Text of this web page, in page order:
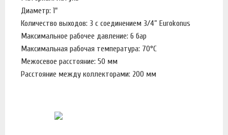
Диаметр: 1"
Количество выходов: 3 с соединением 3/4” Eurokonus
Максимальное рабочее давление: 6 бар
Максимальная рабочая температура: 70°С
Межосевое расстояние: 50 мм
Расстояние между коллекторами: 200 мм